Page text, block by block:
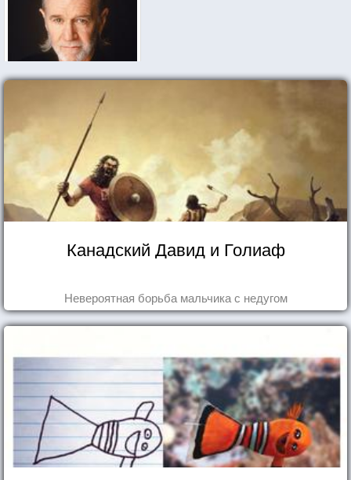
Канадский Давид и Голиаф
Невероятная борьба мальчика с недугом